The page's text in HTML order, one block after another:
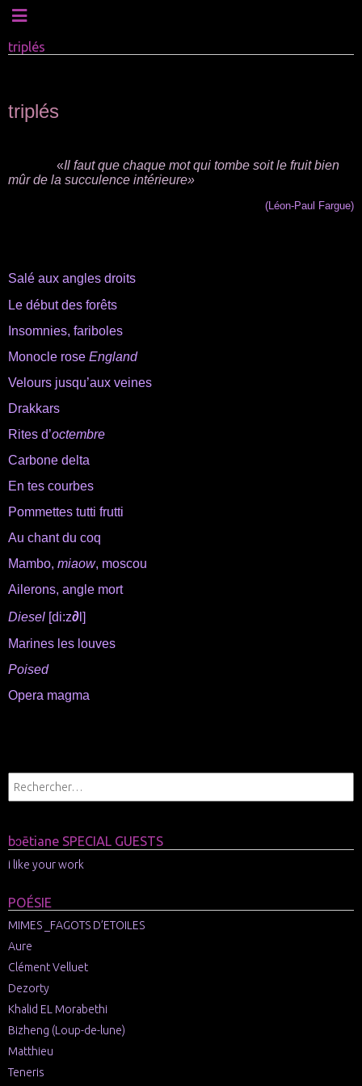
triplés
triplés
«Il faut que chaque mot qui tombe soit le fruit bien
mûr de la succulence intérieure»
(Léon-Paul Fargue)
Salé aux angles droits
Le début des forêts
Insomnies, fariboles
Monocle rose England
Velours jusqu’aux veines
Drakkars
Rites d’octembre
Carbone delta
En tes courbes
Pommettes tutti frutti
Au chant du coq
Mambo, miaow, moscou
Ailerons, angle mort
Diesel [di:z∂ l]
Marines les louves
Poised
Opera magma
bɔētiane SPECIAL GUESTS
i like your work
POÉSIE
MIMES _FAGOTS D’ETOILES
Aure
Clément Velluet
Dezorty
Khalid EL Morabethi
Bizheng (Loup-de-lune)
Matthieu
Teneris